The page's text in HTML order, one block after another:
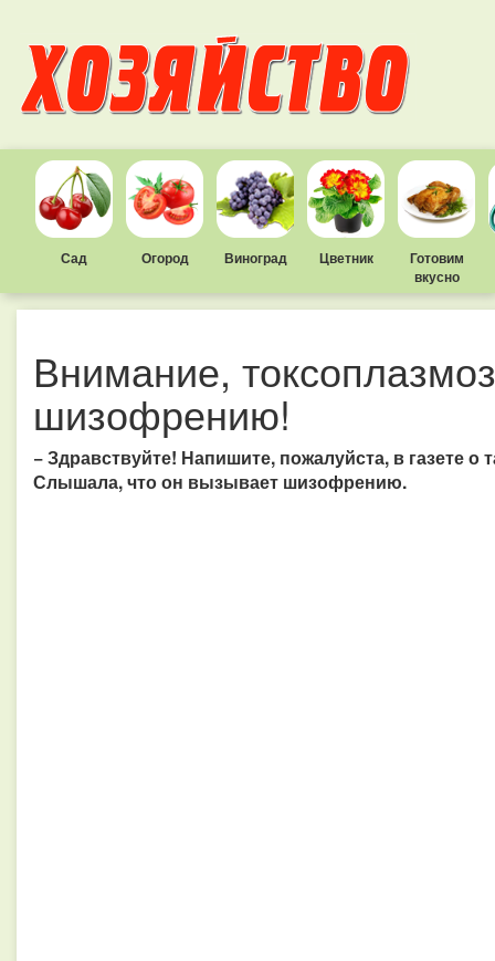
Сад Огород Виноград Цветник
Готовим
вкусно
Внимание,
шизофрению!
− Здравствуйте! Напишите, пожалуйста, в газете о
Слышала, что он вызывает шизофрению.